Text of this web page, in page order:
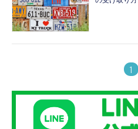
1